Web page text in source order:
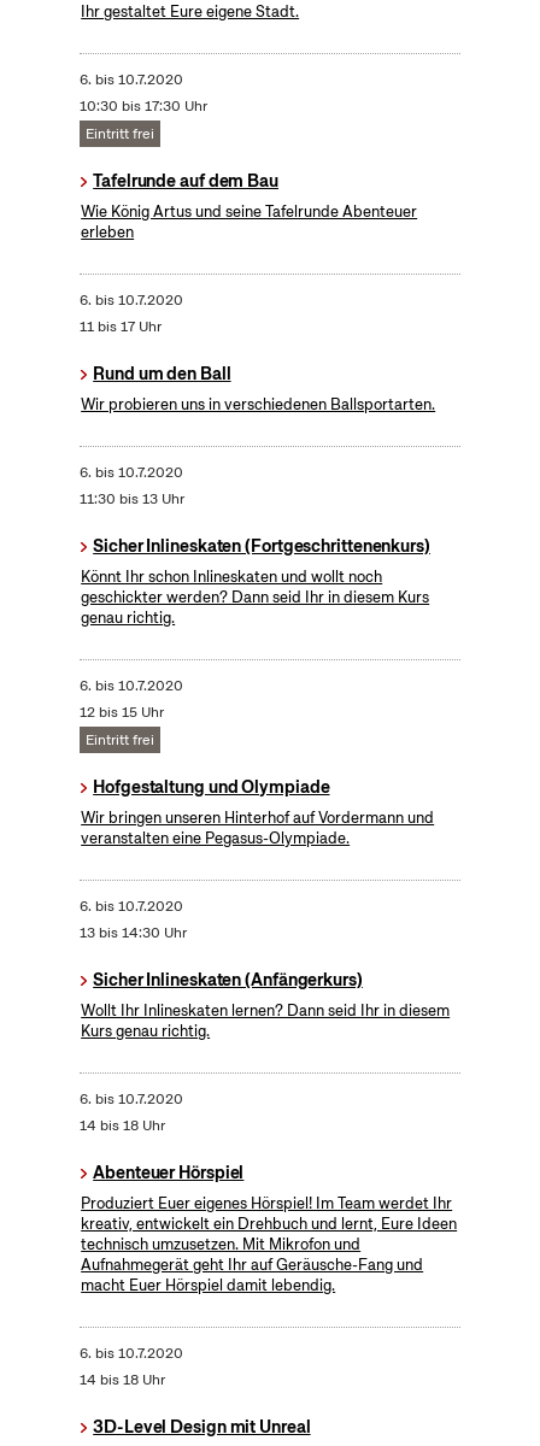
Ihr gestaltet Eure eigene Stadt.
6. bis10.7.2020
10:30 bis 17:30 Uhr
Eintritt frei
Tafelrunde auf dem Bau
Wie König Artus und seine Tafelrunde Abenteuer
erleben
6. bis10.7.2020
11 bis 17 Uhr
Rund um den Ball
Wir probieren uns in verschiedenen Ballsportarten.
6. bis10.7.2020
11:30 bis 13 Uhr
Sicher Inlineskaten (Fortgeschrittenenkurs)
Könnt Ihr schon Inlineskaten und wollt noch
geschickter werden? Dann seid Ihr in diesem Kurs
genau richtig.
6. bis10.7.2020
12 bis 15 Uhr
Eintritt frei
Hofgestaltung und Olympiade
Wir bringen unseren Hinterhof auf Vordermann und
veranstalten eine Pegasus-Olympiade.
6. bis10.7.2020
13 bis 14:30 Uhr
Sicher Inlineskaten (Anfängerkurs)
Wollt Ihr Inlineskaten lernen? Dann seid Ihr in diesem
Kurs genau richtig.
6. bis10.7.2020
14 bis 18 Uhr
Abenteuer Hörspiel
Produziert Euer eigenes Hörspiel! Im Team werdet Ihr
kreativ, entwickelt ein Drehbuch und lernt, Eure Ideen
technisch umzusetzen. Mit Mikrofon und
Aufnahmegerät geht Ihr auf Geräusche-Fang und
macht Euer Hörspiel damit lebendig.
6. bis10.7.2020
14 bis 18 Uhr
3D-Level Design mit Unreal